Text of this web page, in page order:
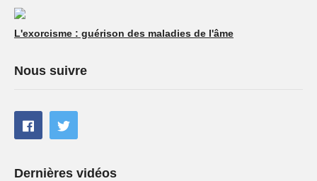
L'exorcisme : guérison des maladies de l'âme
Nous suivre
Dernières vidéos